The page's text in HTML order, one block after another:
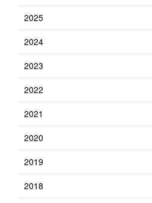
2025
2024
2023
2022
2021
2020
2019
2018